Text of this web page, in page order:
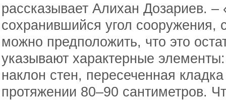
рассказывает Алихан Дозариев.
сохранившийся угол сооружения,
можно предположить, что это
указывают характерные
наклон стен, пересеченная
протяжении 80–90 сантиметров.